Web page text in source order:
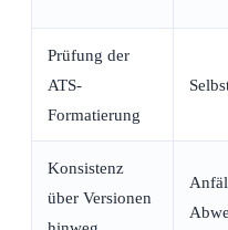
Prüfung der
ATS-
Formatierung
Konsistenz
über Versionen